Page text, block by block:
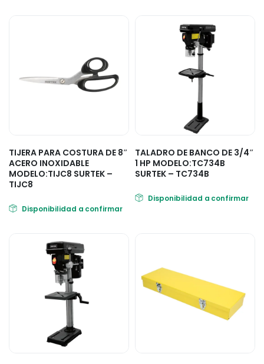
TIJERA PARA COSTURA DE 8″
ACERO INOXIDABLE
MODELO:TIJC8 SURTEK –
TIJC8
Disponibilidad a confirmar
TALADRO DE BANCO DE 3/4″
1 HP MODELO:TC734B
SURTEK – TC734B
Disponibilidad a confirmar